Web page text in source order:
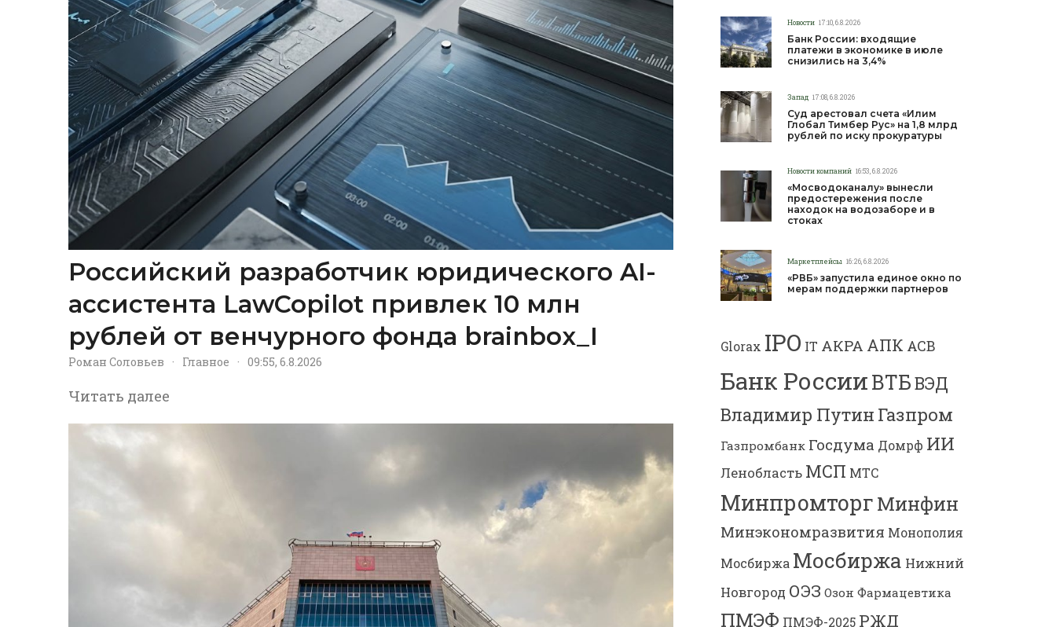
Российский разработчик юридического AI-
ассистента LawCopilot привлек 10 млн
рублей от венчурного фонда brainbox_I
Роман Соловьев · Главное · 09:55, 6.8.2026
Читать далее
Новости 17:10, 6.8.2026
Банк России: входящие
платежи в экономике в июле
снизились на 3,4%
Запад 17:08, 6.8.2026
Суд арестовал счета «Илим
Глобал Тимбер Рус» на 1,8 млрд
рублей по иску прокуратуры
Новости компаний 16:53, 6.8.2026
«Мосводоканалу» вынесли
предостережения после
находок на водозаборе и в
стоках
Маркетплейсы 16:26, 6.8.2026
«РВБ» запустила единое окно по
мерам поддержки партнеров
Glorax IPO IT АКРА АПК АСВ
Банк РоссииВТБВЭД
Владимир Путин Газпром
Газпромбанк Госдума Домрф ИИ
Ленобласть МСП МТС
МинпромторгМинфин
Минэкономразвития Монополия
Мосбиржа Мосбиржа Нижний
Новгород ОЭЗ Озон Фармацевтика
ПМЭФ ПМЭФ-2025 РЖД